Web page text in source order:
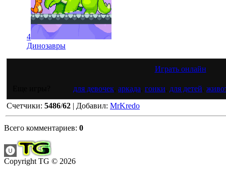
4
Динозавры
Играть онлайн
для девочек аркада гонки для детей
Счетчики: 5486/62 | Добавил: MrKredo
Всего комментариев: 0
Copyright TG © 2026